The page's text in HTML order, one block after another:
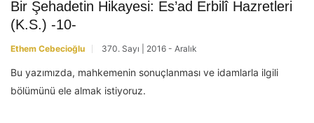
Bir Şehadetin Hikayesi: Es’ad Erbilî Hazretleri
(K.S.) -10-
Ethem Cebecioğlu 370. Sayı | 2016 - Aralık
Bu yazımızda, mahkemenin sonuçlanması ve idamlarla ilgili
bölümünü ele almak istiyoruz.